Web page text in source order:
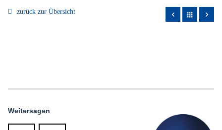
zurück zur Übersicht apps
Weitersagen